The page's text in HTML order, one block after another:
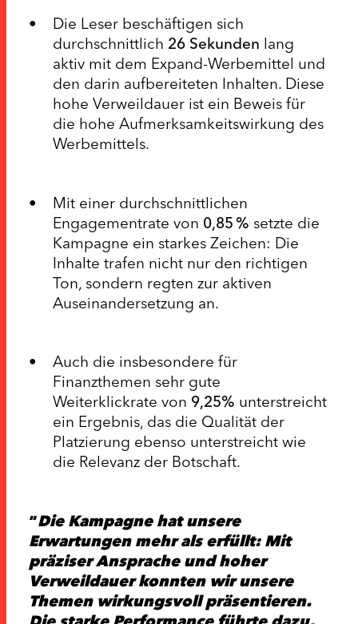
Die Leser beschäftigen sich
durchschnittlich 26 Sekunden lang
aktiv mit dem Expand-Werbemittel und
den darin aufbereiteten Inhalten. Diese
hohe Verweildauer ist ein Beweis für
die hohe Aufmerksamkeitswirkung des
Werbemittels.
Mit einer durchschnittlichen
Engagementrate von 0,85 % setzte die
Kampagne ein starkes Zeichen: Die
Inhalte trafen nicht nur den richtigen
Ton, sondern regten zur aktiven
Auseinandersetzung an.
Auch die insbesondere für
Finanzthemen sehr gute
Weiterklickrate von 9,25% unterstreicht
ein Ergebnis, das die Qualität der
Platzierung ebenso unterstreicht wie
die Relevanz der Botschaft.
Die Kampagne hat unsere
Erwartungen mehr als erfüllt: Mit
präziser Ansprache und hoher
Verweildauer konnten wir unsere
Themen wirkungsvoll präsentieren.